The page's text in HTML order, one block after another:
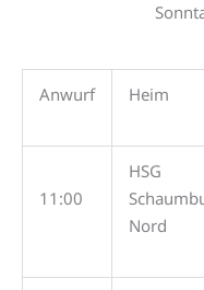
Anwurf Heim
11:00
HSG
Nord